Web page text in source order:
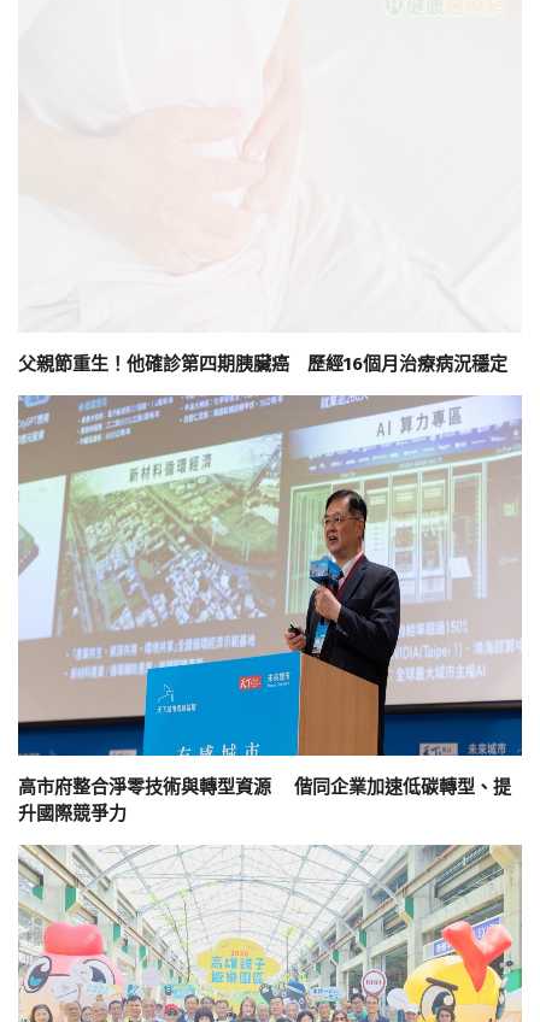
父親節重生！他確診第四期胰臟癌 歷經16個月治療病況穩定
高市府整合淨零技術與轉型資源 偕同企業加速低碳轉型、提
升國際競爭力